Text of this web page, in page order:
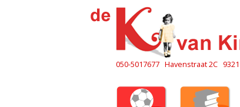
050-5017677 Havenstraat 2C